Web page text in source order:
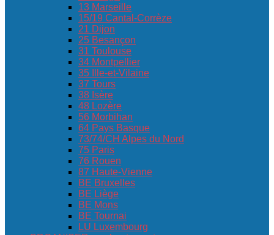
13 Marseille
15/19 Cantal-Corrèze
21 Dijon
25 Besançon
31 Toulouse
34 Montpellier
35 Ille-et-Vilaine
37 Tours
38 Isère
48 Lozère
56 Morbihan
64 Pays Basque
73/74/CH Alpes du Nord
75 Paris
76 Rouen
87 Haute-Vienne
BE Bruxelles
BE Liège
BE Mons
BE Tournai
LU Luxembourg